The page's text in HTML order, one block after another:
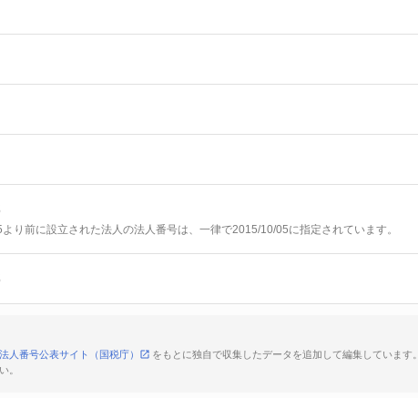
り前に設立された法人の法人番号は、一律で2015/10/05に指定されています。
人番号公表サイト（国税庁）
をもとに独自で収集したデータを追加して編集しています。
。